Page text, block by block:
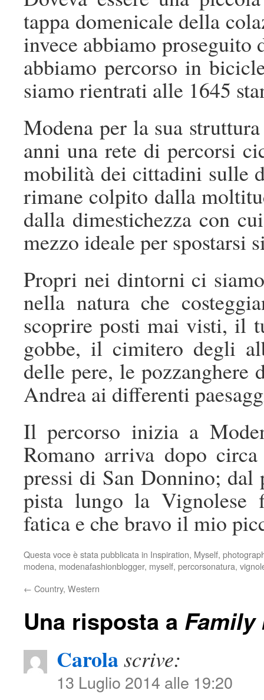
tappa domenicale della
invece abbiamo
abbiamo percorso in
siamo rientrati alle 1645
Modena per la sua
anni una rete di percorsi
mobilità dei cittadini sulle
rimane colpito dalla
dalla dimestichezza con
mezzo ideale per spostarsi
Propri nei dintorni ci
nella natura che
scoprire posti mai visti, il
gobbe, il cimitero degli
delle pere, le
Andrea ai differenti
Il percorso inizia a
Romano arriva dopo
pressi di San Donnino;
pista lungo la Vignolese
fatica e che bravo il mio
Questa voce è stata pubblicata in Inspiration, Myself,
modena, modenafashionblogger, myself, percorsonatura,
← Country, Western
Una risposta a Family
Carolascrive:
13 Luglio 2014 alle 19:20